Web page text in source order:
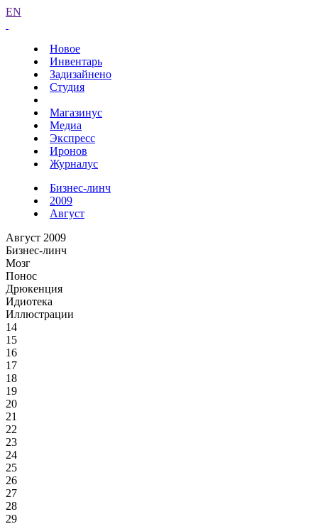
EN
Новое
Инвентарь
Задизайнено
Студия
Магазинус
Медиа
Экспресс
Иронов
Журналус
Бизнес-линч
2009
Август
Август 2009
Бизнес-линч
Мозг
Понос
Дрюкенция
Идиотека
Иллюстрации
14
15
16
17
18
19
20
21
22
23
24
25
26
27
28
29